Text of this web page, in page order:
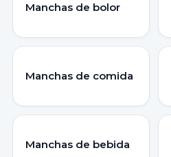
Manchas de bolor
Manchas de comida
Manchas de bebida